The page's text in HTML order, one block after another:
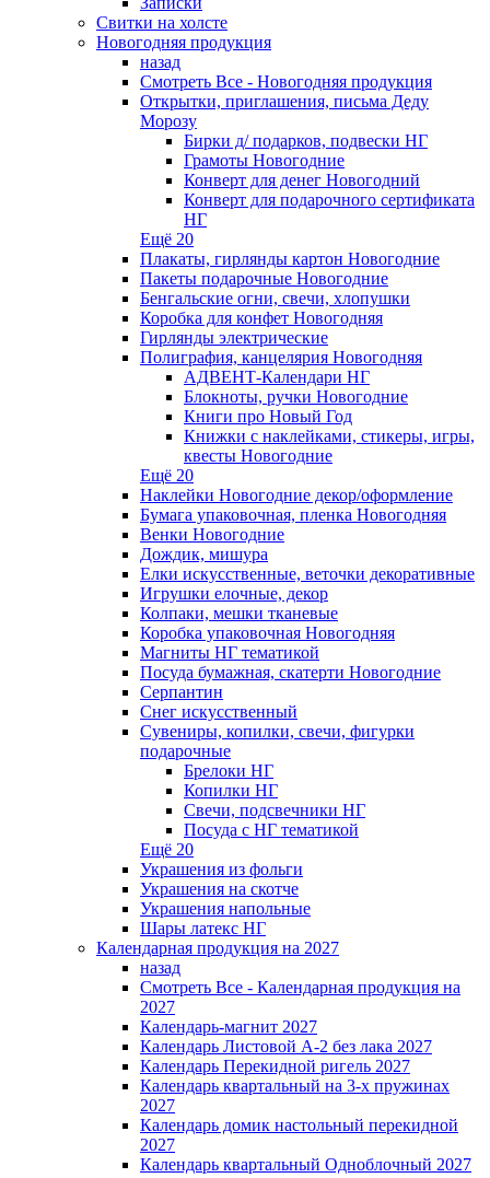
Свитки на холсте
Новогодняя продукция
назад
Смотреть Все - Новогодняя продукция
Открытки, приглашения, письма Деду
Морозу
Бирки д/ подарков, подвески НГ
Грамоты Новогодние
Конверт для денег Новогодний
Конверт для подарочного сертификата
НГ
Ещё 20
Плакаты, гирлянды картон Новогодние
Пакеты подарочные Новогодние
Бенгальские огни, свечи, хлопушки
Коробка для конфет Новогодняя
Гирлянды электрические
Полиграфия, канцелярия Новогодняя
АДВЕНТ-Календари НГ
Блокноты, ручки Новогодние
Книги про Новый Год
Книжки с наклейками, стикеры, игры,
квесты Новогодние
Ещё 20
Наклейки Новогодние декор/оформление
Бумага упаковочная, пленка Новогодняя
Венки Новогодние
Дождик, мишура
Елки искусственные, веточки декоративные
Игрушки елочные, декор
Колпаки, мешки тканевые
Коробка упаковочная Новогодняя
Магниты НГ тематикой
Посуда бумажная, скатерти Новогодние
Серпантин
Снег искусственный
Сувениры, копилки, свечи, фигурки
подарочные
Брелоки НГ
Копилки НГ
Свечи, подсвечники НГ
Посуда с НГ тематикой
Ещё 20
Украшения из фольги
Украшения на скотче
Украшения напольные
Шары латекс НГ
Календарная продукция на 2027
назад
Смотреть Все - Календарная продукция на
2027
Календарь-магнит 2027
Календарь Листовой А-2 без лака 2027
Календарь Перекидной ригель 2027
Календарь квартальный на 3-х пружинах
2027
Календарь домик настольный перекидной
2027
Календарь квартальный Одноблочный 2027